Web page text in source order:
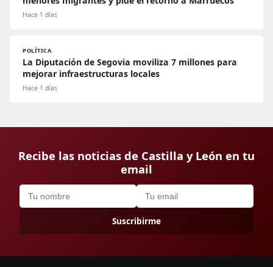
Hace 1 días
POLÍTICA
La Diputación de Segovia moviliza 7 millones para
mejorar infraestructuras locales
Hace 1 días
Recibe las noticias de Castilla y León en tu
email
Suscribirme